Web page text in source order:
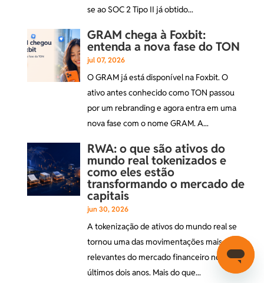
se ao SOC 2 Tipo II já obtido...
GRAM chega à Foxbit:
entenda a nova fase do TON
jul 07, 2026
O GRAM já está disponível na Foxbit. O
ativo antes conhecido como TON passou
por um rebranding e agora entra em uma
nova fase com o nome GRAM. A...
RWA: o que são ativos do
mundo real tokenizados e
como eles estão
transformando o mercado de
capitais
jun 30, 2026
A tokenização de ativos do mundo real se
tornou uma das movimentações mais
relevantes do mercado financeiro nos
últimos dois anos. Mais do que...